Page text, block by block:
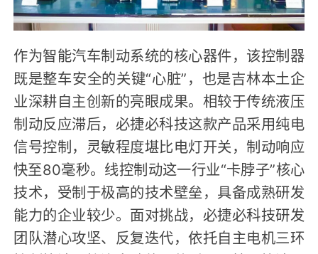
作为智能汽车制动系统的核心器件，该控制器
既是整车安全的关键“心脏”，也是吉林本土企
业深耕自主创新的亮眼成果。相较于传统液压
制动反应滞后，必捷必科技这款产品采用纯电
信号控制，灵敏程度堪比电灯开关，制动响应
快至80毫秒。线控制动这一行业“卡脖子”核心
技术，受制于极高的技术壁垒，具备成熟研发
能力的企业较少。面对挑战，必捷必科技研发
团队潜心攻坚、反复迭代，依托自主电机三环